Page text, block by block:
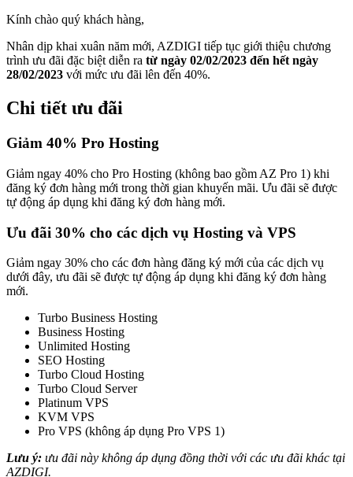
Kính chào quý khách hàng,
Nhân dịp khai xuân năm mới, AZDIGI tiếp tục giới thiệu chương
trình ưu đãi đặc biệt diễn ra từ ngày 02/02/2023 đến hết ngày
28/02/2023 với mức ưu đãi lên đến 40%.
Chi tiết ưu đãi
Giảm 40% Pro Hosting
Giảm ngay 40% cho Pro Hosting (không bao gồm AZ Pro 1) khi
đăng ký đơn hàng mới trong thời gian khuyến mãi. Ưu đãi sẽ được
tự động áp dụng khi đăng ký đơn hàng mới.
Ưu đãi 30% cho các dịch vụ Hosting và VPS
Giảm ngay 30% cho các đơn hàng đăng ký mới của các dịch vụ
dưới đây, ưu đãi sẽ được tự động áp dụng khi đăng ký đơn hàng
mới.
Turbo Business Hosting
Business Hosting
Unlimited Hosting
SEO Hosting
Turbo Cloud Hosting
Turbo Cloud Server
Platinum VPS
KVM VPS
Pro VPS (không áp dụng Pro VPS 1)
Lưu ý: ưu đãi này không áp dụng đồng thời với các ưu đãi khác tại
AZDIGI.